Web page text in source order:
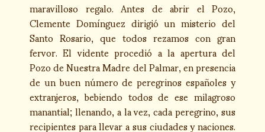
maravilloso regalo. Antes de abrir el Pozo,
Clemente Domínguez dirigió un misterio del
Santo Rosario, que todos rezamos con gran
fervor. El vidente procedió a la apertura del
Pozo de Nuestra Madre del Palmar, en presencia
de un buen número de peregrinos españoles y
extranjeros, bebiendo todos de ese milagroso
manantial; llenando, a la vez, cada peregrino, sus
recipientes para llevar a sus ciudades y naciones.